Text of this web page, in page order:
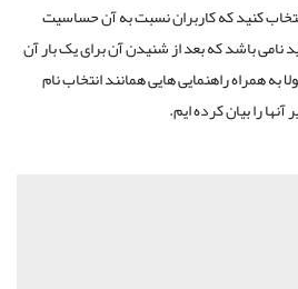
کنید که کاربران نسبت به آن حساسیت
نامی باشد که بعد از شنیدن آن برای یک بار آن
به همراه راهنمایی هایی همانند انتخاب نام
را بیان کرده ایم.